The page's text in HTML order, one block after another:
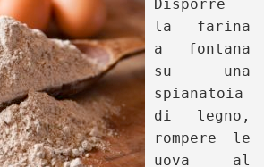
Disporre
la farina
a fontana
su una
spianatoia
di legno,
rompere le
uova al